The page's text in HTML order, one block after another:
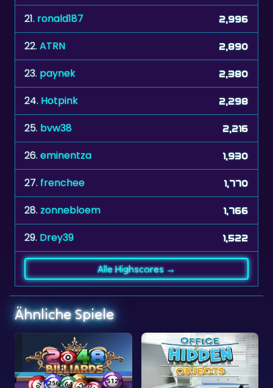
22.ATRN 2,890
23. paynek 2,380
24.Hotpink 2,298
25. bvw38 2,216
26. eminentza 1,930
27. frenchee 1,770
28. zonnebloem 1,766
29. Drey39 1,522
Ähnliche Spiele